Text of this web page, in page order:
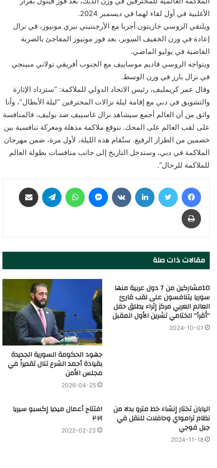
الأغلبية في أول لقاء لهما في ديسمبر 2024.
ويلتقي الروسي خاريتون أجربا مع الأرجنتيني نيري مونيوز، في نزال
إعادة في وزن الخفيف السوبر، بعد فوز مونيوز المفاجئ بالضربة
القاضية في يوليو الماضي.
ويتواجه الروسي فاديم موساييف مع الجنوب أفريقي تولاني مبينجي
في نزال بارز في وزن الوسط.
وقال عمر كريمليف، رئيس الاتحاد الدولي للملاكمة: “ستزداد الإثارة
والتشويق في دبي مع إقامة ليلة نزالات المحترفين “ليلة الأبطال”، وأنا
واثق من أن العالم أجمع سيشاهد نزال غاسييف ضد بوليف، فالمنافسة
على لقب العالم على المحك. نتوقع ملاكمة مذهلة ومعركة تنافسية بين
خصمين من الطراز الرفيع. ستُقام هذه الليلة، لأول مرة، ضمن مهرجان
الملاكمة في دبي، وستدخل التاريخ إلى جانب منافسات بطولة العالم
للملاكمة للرجال”.
مقالات ذات صلة
10مشاركين من 7 دول عربية منها
سوريا يتنافسون على لقب قارئ
العالم العربي مركز إثراء يطلق حفل
“أَقرأ” الختامي تشرين الأول المقبل
2024-10-01
جهود الحكومة السورية الجديدة
بقيادة أحمد الشرع تنال تقديراً في
مجلس الأمن
2026-04-25
اليابان تختار إنشاء خط مترو بدلا من
نظام ترامواي وحافلات للنقل في
جبل فوجي
2024-11-18
افتتاح أعمال ميديا إكسبو سيريا
٢٠٢١
2022-02-23